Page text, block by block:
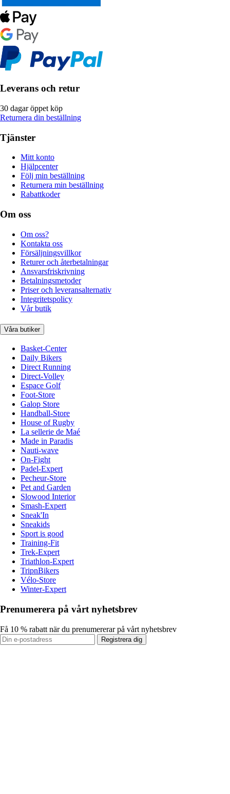
Leverans och retur
30 dagar öppet köp
Returnera din beställning
Tjänster
Mitt konto
Hjälpcenter
Följ min beställning
Returnera min beställning
Rabattkoder
Om oss
Om oss?
Kontakta oss
Försäljningsvillkor
Returer och återbetalningar
Ansvarsfriskrivning
Betalningsmetoder
Priser och leveransalternativ
Integritetspolicy
Vår butik
Våra butiker
Basket-Center
Daily Bikers
Direct Running
Direct-Volley
Espace Golf
Foot-Store
Galop Store
Handball-Store
House of Rugby
La sellerie de Maé
Made in Paradis
Nauti-wave
On-Fight
Padel-Expert
Pecheur-Store
Pet and Garden
Slowood Interior
Smash-Expert
Sneak'In
Sneakids
Sport is good
Training-Fit
Trek-Expert
Triathlon-Expert
TripnBikers
Vélo-Store
Winter-Expert
Prenumerera på vårt nyhetsbrev
Få 10 % rabatt när du prenumererar på vårt nyhetsbrev
Registrera dig